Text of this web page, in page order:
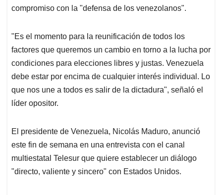
compromiso con la "defensa de los venezolanos".
"Es el momento para la reunificación de todos los
factores que queremos un cambio en torno a la lucha por
condiciones para elecciones libres y justas. Venezuela
debe estar por encima de cualquier interés individual. Lo
que nos une a todos es salir de la dictadura", señaló el
líder opositor.
El presidente de Venezuela, Nicolás Maduro, anunció
este fin de semana en una entrevista con el canal
multiestatal Telesur que quiere establecer un diálogo
"directo, valiente y sincero" con Estados Unidos.